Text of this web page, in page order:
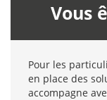
Vous
Pour les
en place des
accompagne